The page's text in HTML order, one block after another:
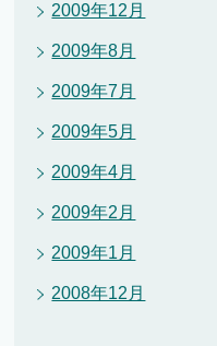
2009年12月
2009年8月
2009年7月
2009年5月
2009年4月
2009年2月
2009年1月
2008年12月